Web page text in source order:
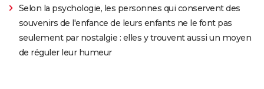
Selon la psychologie, les personnes qui conservent des
souvenirs de l'enfance de leurs enfants ne le font pas
seulement par nostalgie : elles y trouvent aussi un moyen
de réguler leur humeur